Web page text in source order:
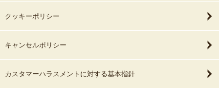
クッキーポリシー
キャンセルポリシー
カスタマーハラスメントに対する基本指針